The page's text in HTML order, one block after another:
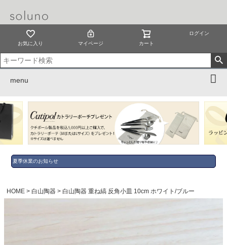
お気に入り マイページ カート
ログイン
menu
夏季休業のお知らせ
HOME 白山陶器 白山陶器 重ね縞 反角小皿 10cm ホワイト/ブルー